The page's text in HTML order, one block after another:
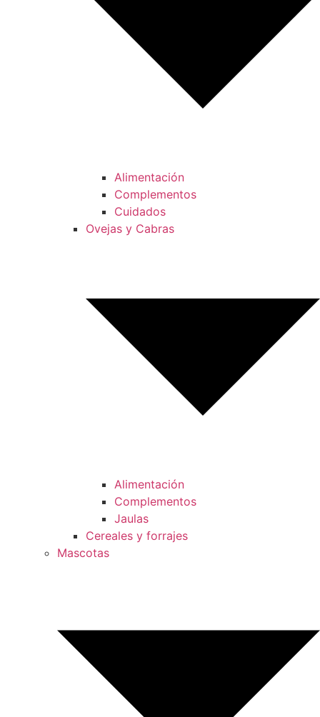
Alimentación
Complementos
Cuidados
Ovejas y Cabras
Alimentación
Complementos
Jaulas
Cereales y forrajes
Mascotas